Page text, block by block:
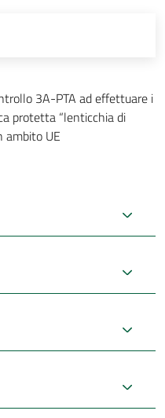
3A-PTA ad effettuare i
protetta “lenticchia di
ambito UE